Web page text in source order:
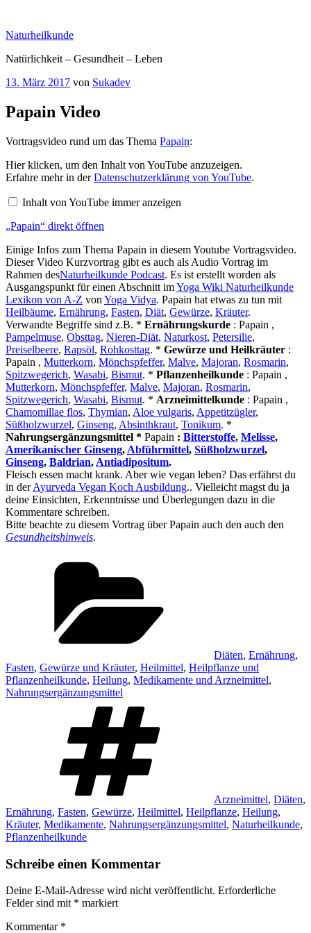
springen
Naturheilkunde
Natürlichkeit – Gesundheit – Leben
Veröffentlicht
13. März 2017 von Sukadev
Papain Video
Vortragsvideo rund um das Thema Papain:
„Papain“
von
YouTube
Hier klicken, um den Inhalt von YouTube anzuzeigen.
Erfahre mehr in derDatenschutzerklärung von YouTube.
Inhalt von YouTube immer anzeigen
„Papain“ direkt öffnen
Einige Infos zum Thema Papain in diesem Youtube Vortragsvideo.
Dieser Video Kurzvortrag gibt es auch als Audio Vortrag im
Rahmen desNaturheilkunde Podcast. Es ist erstellt worden als
Ausgangspunkt für einen Abschnitt imYoga Wiki Naturheilkunde
Lexikon von A-Z von Yoga Vidya. Papain hat etwas zu tun mit
Heilbäume, Ernährung, Fasten, Diät, Gewürze, Kräuter.
Verwandte Begriffe sind z.B. * Ernährungskurde : Papain ,
Pampelmuse, Obsttag, Nieren-Diät, Naturkost, Petersilie,
Preiselbeere, Rapsöl, Rohkosttag. * Gewürze und Heilkräuter :
Papain , Mutterkorn, Mönchspfeffer, Malve, Majoran, Rosmarin,
Spitzwegerich, Wasabi, Bismut. * Pflanzenheilkunde : Papain ,
Mutterkorn, Mönchspfeffer, Malve, Majoran, Rosmarin,
Spitzwegerich, Wasabi, Bismut. * Arzneimittelkunde : Papain ,
Chamomillae flos, Thymian, Aloe vulgaris, Appetitzügler,
Süßholzwurzel, Ginseng, Absinthkraut, Tonikum. *
Nahrungsergänzungsmittel * Papain : Bitterstoffe, Melisse,
Amerikanischer Ginseng, Abführmittel, Süßholzwurzel,
Ginseng, Baldrian, Antiadipositum.
Fleisch essen macht krank. Aber wie vegan leben? Das erfährst du
in derAyurveda Vegan Koch Ausbildung.. Vielleicht magst du ja
deine Einsichten, Erkenntnisse und Überlegungen dazu in die
Kommentare schreiben.
Bitte beachte zu diesem Vortrag über Papain auch den auch den
Gesundheitshinweis.
Diäten, Ernährung,
Fasten, Gewürze und Kräuter, Heilmittel, Heilpflanze und
Pflanzenheilkunde, Heilung, Medikamente und Arzneimittel,
Nahrungsergänzungsmittel
Arzneimittel, Diäten,
Ernährung, Fasten, Gewürze, Heilmittel, Heilpflanze, Heilung,
Kräuter, Medikamente, Nahrungsergänzungsmittel, Naturheilkunde,
Pflanzenheilkunde
Schreibe einen Kommentar
Deine E-Mail-Adresse wird nicht veröffentlicht. Erforderliche
Felder sind mit * markiert
Kommentar *